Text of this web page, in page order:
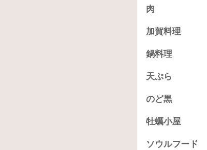
肉
加賀料理
鍋料理
天ぷら
のど黒
牡蠣小屋
ソウルフード